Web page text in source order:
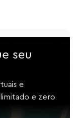
seu
e
e zero